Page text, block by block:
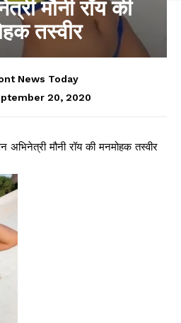
मौनी रॉय की
तस्वीर
News Today
20, 2020
अभिनेत्री मौनी रॉय की मनमोहक तस्वीर